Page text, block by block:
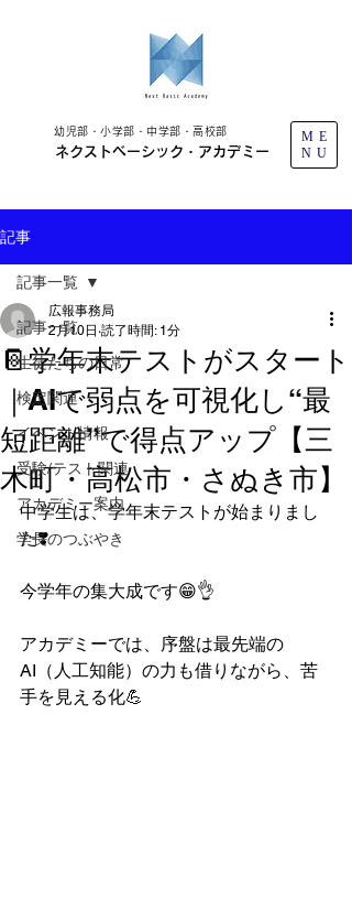
幼児部・小学部・中学部・高校部
ネクストベーシック・アカデミー
ME
NU
記事
記事一覧
生徒たちの日常
検定関連
イベント情報
受験/テスト関連
アカデミー案内
学長のつぶやき
記事一覧
📔学年末テストがスタート
｜AIで弱点を可視化し“最
短距離”で得点アップ【三
木町・高松市・さぬき市】
広報事務局
2月10日 読了時間: 1分
中学生は、学年末テストが始まりまし
た❣️
今学年の集大成です😁👌
アカデミーでは、序盤は最先端の
AI（人工知能）の力も借りながら、苦
手を見える化💪